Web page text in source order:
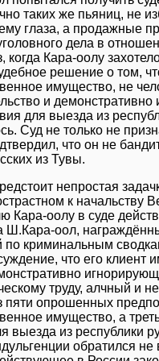
таких же пьяниц, не
глаза, а продажные
дела в
когда Кара-оолу
решение о том,
имущество, не
и
для выезда из
Суд не только не
что он не
из Тувы.
непростая
к начальству
Кара-оолу в суде
Ш.Кара-оол,
по криминальным
что его
труду, алчный и
пяти опрошенных
имущество, а
выезда из республики
обратился не